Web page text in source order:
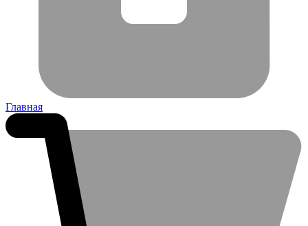
Главная